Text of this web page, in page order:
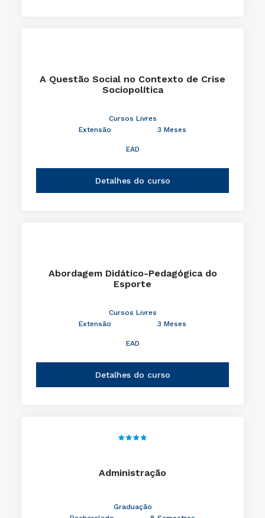
A Questão Social no Contexto de Crise
Sociopolítica
Cursos Livres
Extensão
3 Meses
EAD
Detalhes do curso
Abordagem Didático-Pedagógica do
Esporte
Cursos Livres
Extensão
3 Meses
EAD
Detalhes do curso
Administração
Graduação